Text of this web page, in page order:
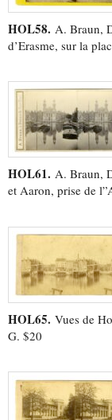
HOL58. A. Braun,
d’Erasme, sur la
HOL61. A. Braun,
et Aaron, prise de
HOL65. Vues de
G. $20